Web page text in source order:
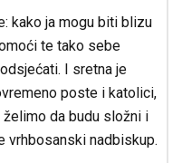
kako ja mogu biti blizu
te tako sebe
I sretna je
poste i katolici,
da budu složni i
vrhbosanski nadbiskup.